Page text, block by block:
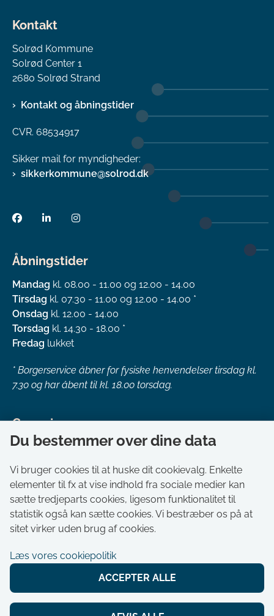
Kontakt
Solrød Kommune
Solrød Center 1
2680 Solrød Strand
Kontakt og åbningstider
CVR. 68534917
Sikker mail for myndigheder:
sikkerkommune@solrod.dk
Åbningstider
Mandag kl. 08.00 - 11.00 og 12.00 - 14.00
Tirsdag kl. 07.30 - 11.00 og 12.00 - 14.00 *
Onsdag kl. 12.00 - 14.00
Torsdag kl. 14.30 - 18.00 *
Fredag lukket
* Borgerservice åbner for fysiske henvendelser tirsdag kl.
7.30 og har åbent til kl. 18.00 torsdag.
Genveje
Om kommunen
Aktuelt
Akut hjælp
Bestil tid i Borgerservice
Ledige stillinger
Selvbetjening
Du bestemmer over dine data
Vi bruger cookies til at huske dit cookievalg. Enkelte
elementer til fx at vise indhold fra sociale medier kan
sætte tredjeparts cookies, ligesom funktionalitet til
statistik også kan sætte cookies. Vi bestræber os på at
sitet virker uden brug af cookies.
Læs vores cookiepolitik
ACCEPTER ALLE